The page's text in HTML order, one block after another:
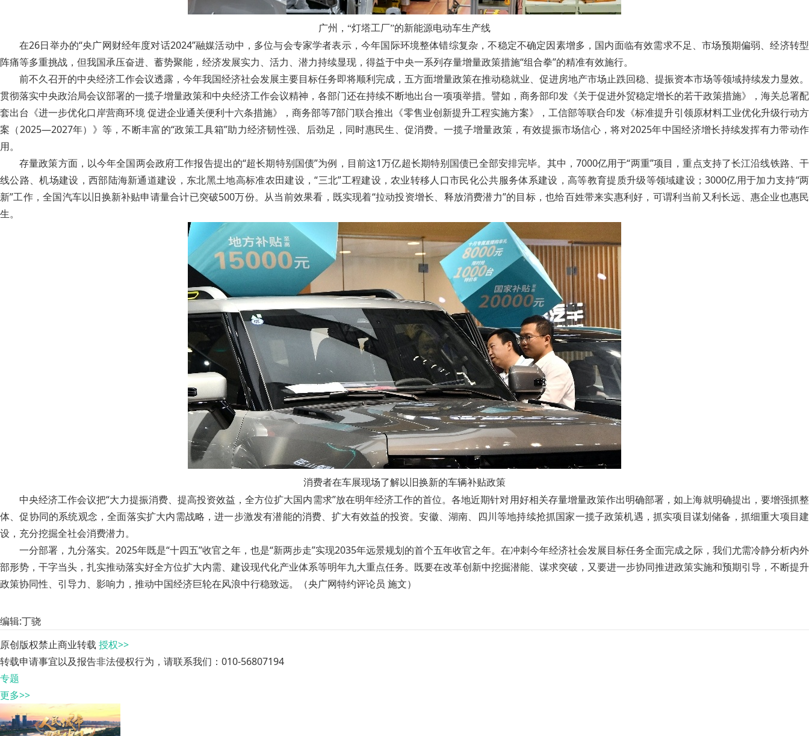
广州， “灯塔工厂”的新能源电动车生产线
在26日举办的“央广网财经年度对话2024”融媒活动中，多位与会专家学者表示，今年国际环境整体错综复杂，不稳定不确定因素增多，国内面临有效需求不足、市场预期偏弱、经济转型
阵痛等多重挑战，但我国承压奋进、蓄势聚能，经济发展实力、活力、潜力持续显现，得益于中央一系列存量增量政策措施“组合拳”的精准有效施行。
前不久召开的中央经济工作会议透露，今年我国经济社会发展主要目标任务即将顺利完成，五方面增量政策在推动稳就业、促进房地产市场止跌回稳、提振资本市场等领域持续发力显效。
贯彻落实中央政治局会议部署的一揽子增量政策和中央经济工作会议精神，各部门还在持续不断地出台一项项举措。譬如，商务部印发《关于促进外贸稳定增长的若干政策措施》，海关总署配
套出台《进一步优化口岸营商环境 促进企业通关便利十六条措施》，商务部等7部门联合推出《零售业创新提升工程实施方案》，工信部等联合印发《标准提升引领原材料工业优化升级行动方
案（2025—2027年）》等，不断丰富的“政策工具箱”助力经济韧性强、后劲足，同时惠民生、促消费。一揽子增量政策，有效提振市场信心，将对2025年中国经济增长持续发挥有力带动作
用。
存量政策方面，以今年全国两会政府工作报告提出的“超长期特别国债”为例，目前这1万亿超长期特别国债已全部安排完毕。其中，7000亿用于“两重”项目，重点支持了长江沿线铁路、干
线公路、机场建设，西部陆海新通道建设，东北黑土地高标准农田建设，“三北”工程建设，农业转移人口市民化公共服务体系建设，高等教育提质升级等领域建设；3000亿用于加力支持“两
新”工作，全国汽车以旧换新补贴申请量合计已突破500万份。从当前效果看，既实现着“拉动投资增长、释放消费潜力”的目标，也给百姓带来实惠利好，可谓利当前又利长远、惠企业也惠民
生。
消费者在车展现场了解以旧换新的车辆补贴政策
中央经济工作会议把“大力提振消费、提高投资效益，全方位扩大国内需求”放在明年经济工作的首位。各地近期针对用好相关存量增量政策作出明确部署，如上海就明确提出，要增强抓整
体、促协同的系统观念，全面落实扩大内需战略，进一步激发有潜能的消费、扩大有效益的投资。安徽、湖南、四川等地持续抢抓国家一揽子政策机遇，抓实项目谋划储备，抓细重大项目建
设，充分挖掘全社会消费潜力。
一分部署，九分落实。2025年既是“十四五”收官之年，也是“新两步走”实现2035年远景规划的首个五年收官之年。在冲刺今年经济社会发展目标任务全面完成之际，我们尤需冷静分析内外
部形势，干字当头，扎实推动落实好全方位扩大内需、建设现代化产业体系等明年九大重点任务。既要在改革创新中挖掘潜能、谋求突破，又要进一步协同推进政策实施和预期引导，不断提升
政策协同性、引导力、影响力，推动中国经济巨轮在风浪中行稳致远。（央广网特约评论员 施文）
编辑:丁骁
原创版权禁止商业转载 授权>>
转载申请事宜以及报告非法侵权行为，请联系我们：010-56807194
专题
更多>>